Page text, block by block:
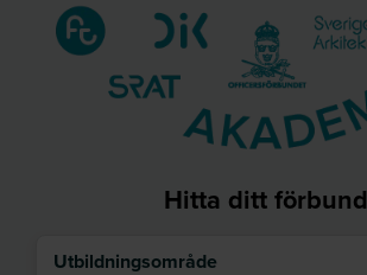
Hitta ditt förbund
Utbildningsområde